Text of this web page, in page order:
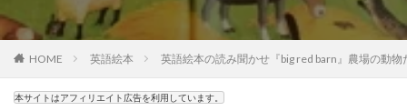
HOME 英語絵本 英語絵本の読み聞かせ『big red barn』農場の動物
本サイトはアフィリエイト広告を利用しています。